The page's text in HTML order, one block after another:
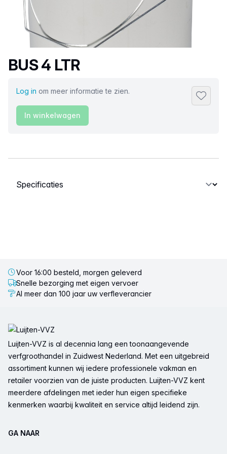
Productnaam
BUS 4 LTR
Log in om meer informatie te zien.
In winkelwagen
Selecteer een tabblad
Voor 16:00 besteld, morgen geleverd
Snelle bezorging met eigen vervoer
Al meer dan 100 jaar uw verfleverancier
Luijten-VVZ is al decennia lang een toonaangevende
verfgroothandel in Zuidwest Nederland. Met een uitgebreid
assortiment kunnen wij iedere professionele vakman en
retailer voorzien van de juiste producten. Luijten-VVZ kent
meerdere afdelingen met ieder hun eigen specifieke
kenmerken waarbij kwaliteit en service altijd leidend zijn.
GA NAAR